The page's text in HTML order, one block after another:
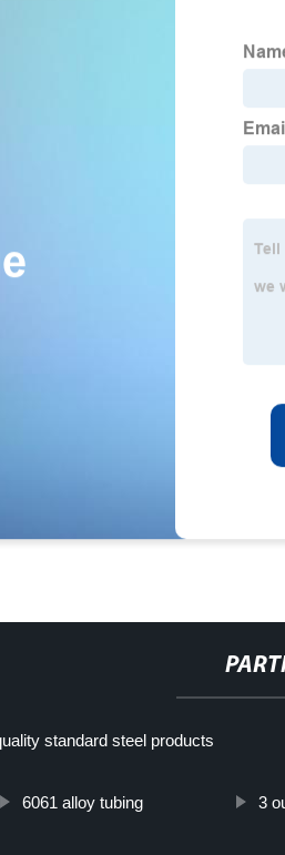
standard steel products
6061 alloy tubing 3